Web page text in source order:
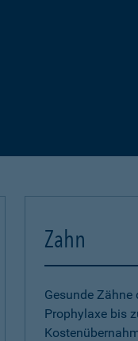
Zahn
Gesunde
Prophylaxe bis